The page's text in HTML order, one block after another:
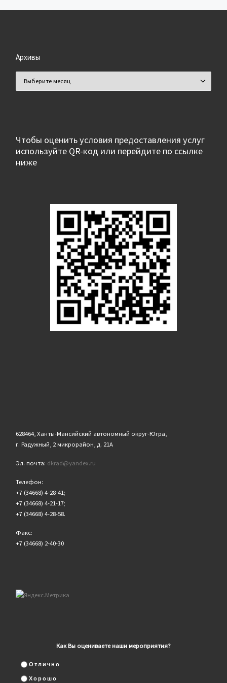
Архивы
Чтобы оценить условия предоставления услуг
используйте QR-код или перейдите по ссылке
ниже
628464, Ханты-Мансийский автономный округ-Югра,
г. Радужный, 2 микрорайон, д. 21А
Эл. почта: dkrad@yandex.ru
Телефон:
+7 (34668) 4-28-41;
+7 (34668) 4-21-17;
+7 (34668) 4-28-58.
Факс:
+7 (34668) 2-40-30
Как Вы оцениваете наши мероприятия?
Отлично
Хорошо